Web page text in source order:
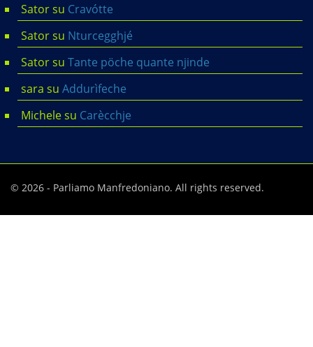
Satorsu Cravótte
Satorsu Nturcegghjé
Satorsu Tante pöche quante njinde
sara su Addurìfeche
Michelesu Carècchje
© 2026 - Parliamo Manfredoniano. All rights reserved.